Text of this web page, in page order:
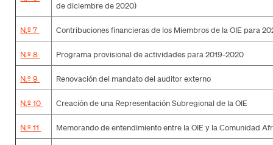
de diciembre de 2020)
N.º 7 Contribuciones financieras de los Miembros de la OIE para
N.º 8 Programa provisional de actividades para 2019-2020
N.º 9 Renovación del mandato del auditor externo
N.º 10 Creación de una Representación Subregional de la OIE
N.º 11 Memorando de entendimiento entre la OIE y la Comunidad